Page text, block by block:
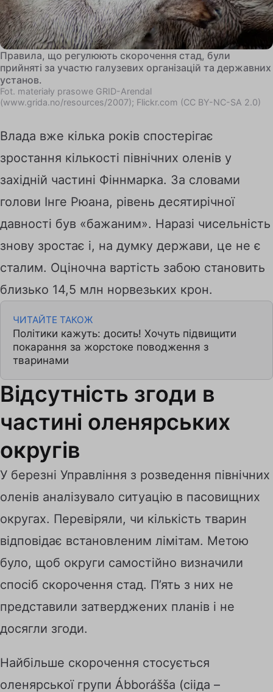
Правила, що регулюють скорочення стад, були
прийняті за участю галузевих організацій та державних
установ.
Fot. materiały prasowe GRID-Arendal
(www.grida.no/resources/2007); Flickr.com (CC BY-NC-SA 2.0)
Влада вже кілька років спостерігає
зростання кількості північних оленів у
західній частині Фіннмарка. За словами
голови Інге Рюана, рівень десятирічної
давності був «бажаним». Наразі чисельність
знову зростає і, на думку держави, це не є
сталим. Оціночна вартість забою становить
близько 14,5 млн норвезьких крон.
ЧИТАЙТЕ ТАКОЖ
Політики кажуть: досить! Хочуть підвищити
покарання за жорстоке поводження з
тваринами
Відсутність згоди в
частині оленярських
округів
У березні Управління з розведення північних
оленів аналізувало ситуацію в пасовищних
округах. Перевіряли, чи кількість тварин
відповідає встановленим лімітам. Метою
було, щоб округи самостійно визначили
спосіб скорочення стад. П’ять з них не
представили затверджених планів і не
досягли згоди.
Найбільше скорочення стосується
оленярської групи Ábborášša (сііда –